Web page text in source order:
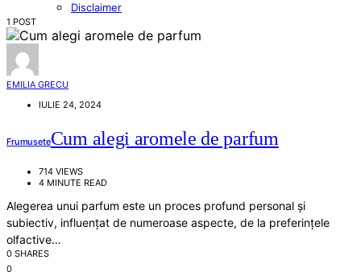
Disclaimer
1 POST
EMILIA GRECU
IULIE 24, 2024
FrumuseteCum alegi aromele de parfum
714 VIEWS
4 MINUTE READ
Alegerea unui parfum este un proces profund personal și
subiectiv, influențat de numeroase aspecte, de la preferințele
olfactive…
0 SHARES
0